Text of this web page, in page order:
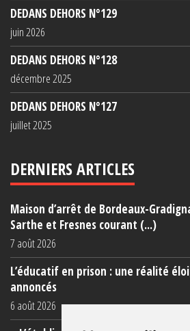
DEDANS DEHORS N°129
juin 2026
DEDANS DEHORS N°128
décembre 2025
DEDANS DEHORS N°127
juillet 2025
DERNIERS ARTICLES
Maison d’arrêt de Bordeaux-
Sarthe et Fresnes courant (...)
7 août 2026
L’éducatif en prison : une réalité
annoncés
6 août 2026